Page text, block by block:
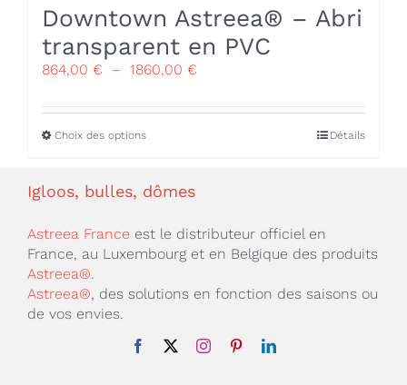
Downtown Astreea® – Abri
transparent en PVC
864,00 € – 1860,00 €
prix :
Choix des optionsCe
plusieurs
Les
options
être
sur
Détails
Igloos, bulles, dômes
Astreea France est le distributeur officiel en
France, au Luxembourg et en Belgique des produits
Astreea®.
Astreea®, des solutions en fonction des saisons ou
de vos envies.